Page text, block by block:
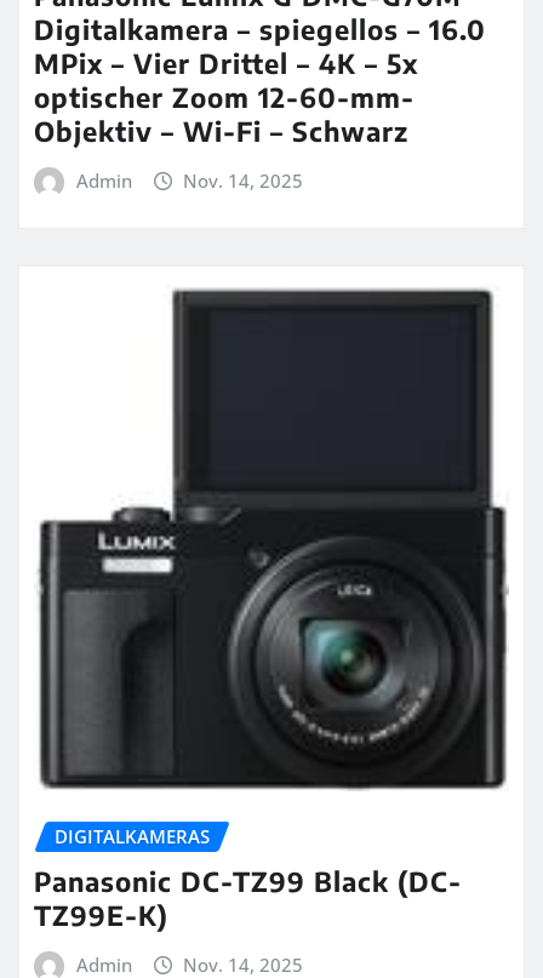
Digitalkamera – spiegellos – 16.0
MPix – Vier Drittel – 4K – 5x
optischer Zoom 12-60-mm-
Objektiv – Wi-Fi – Schwarz
Admin Nov. 14, 2025
DIGITALKAMERAS
Panasonic DC-TZ99 Black (DC-
TZ99E-K)
Admin Nov. 14, 2025